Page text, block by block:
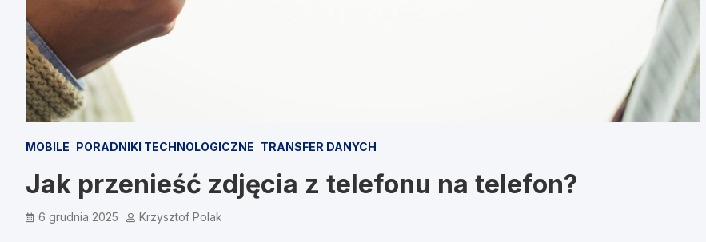
MOBILE PORADNIKI TECHNOLOGICZNE TRANSFER DANYCH
Jak przenieść zdjęcia z telefonu na telefon?
6 grudnia 2025 Krzysztof Polak